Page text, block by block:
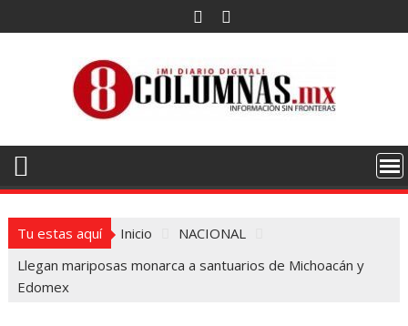
al
Tu estas aquí Inicio
NACIONAL
Llegan mariposas monarca a santuarios de Michoacán y
Edomex